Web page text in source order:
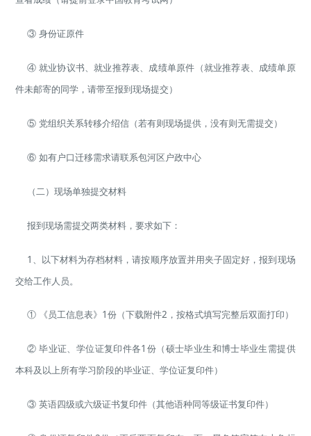
③ 身份证原件
④ 就业协议书、就业推荐表、成绩单原件（就业推荐表、成绩单原
件未邮寄的同学，请带至报到现场提交）
⑤ 党组织关系转移介绍信（若有则现场提供，没有则无需提交）
⑥ 如有户口迁移需求请联系包河区户政中心
（二）现场单独提交材料
报到现场需提交两类材料，要求如下：
1、以下材料为存档材料，请按顺序放置并用夹子固定好，报到现场
交给工作人员。
① 《员工信息表》1份（下载附件2，按格式填写完整后双面打印）
② 毕业证、学位证复印件各1份（硕士毕业生和博士毕业生需提供
本科及以上所有学习阶段的毕业证、学位证复印件）
③ 英语四级或六级证书复印件（其他语种同等级证书复印件）